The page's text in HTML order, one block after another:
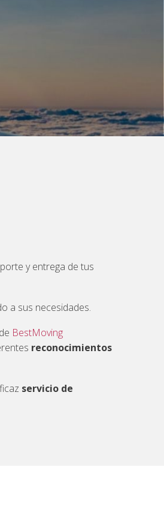
y entrega de tus
a sus necesidades.
BestMoving
reconocimientos
servicio de